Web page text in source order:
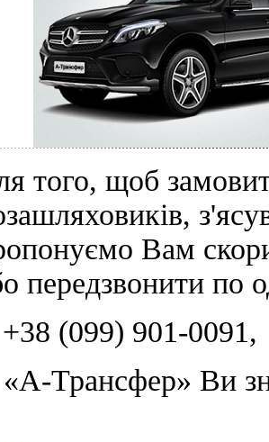
того, щоб
Вам
передзвонити по
+38 (099) 901-
Трансфер» Ви